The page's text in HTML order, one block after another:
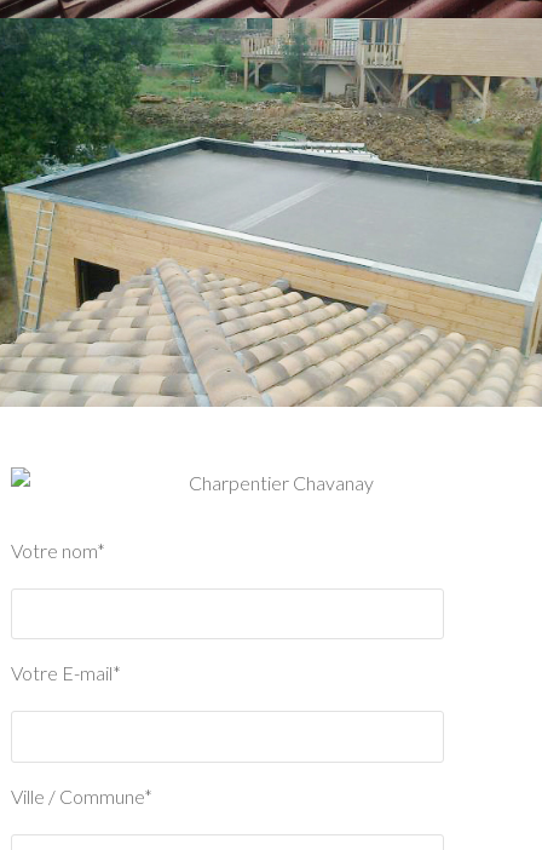
Votre nom*
Votre E-mail*
Ville / Commune*